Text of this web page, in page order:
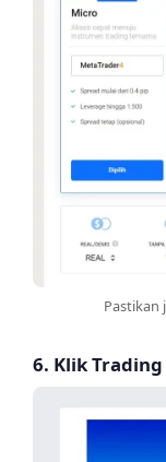
Pastikan
6. Klik